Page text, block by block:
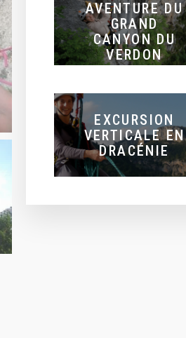
AVENTURE DU
GRAND
CANYON DU
VERDON
EXCURSION
VERTICALE EN
DRACÉNIE